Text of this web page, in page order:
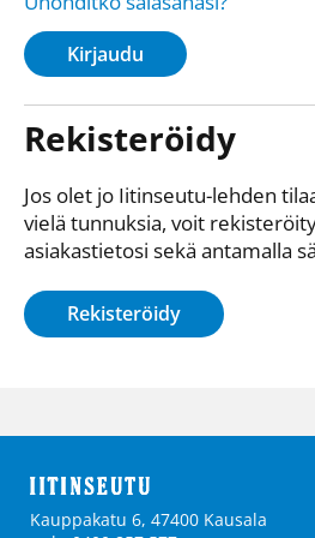
Kirjaudu
Rekisteröidy
Jos olet jo Iitinseutu-lehden
vielä tunnuksia, voit
asiakastietosi sekä antamalla
Rekisteröidy
Kauppakatu 6, 47400 Kausala